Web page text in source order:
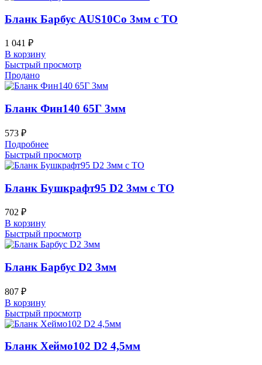
Бланк Барбус AUS10Co 3мм с ТО
1 041 ₽
В корзину
Быстрый просмотр
Продано
Бланк Фин140 65Г 3мм
573 ₽
Подробнее
Быстрый просмотр
Бланк Бушкрафт95 D2 3мм с ТО
702 ₽
В корзину
Быстрый просмотр
Бланк Барбус D2 3мм
807 ₽
В корзину
Быстрый просмотр
Бланк Хеймо102 D2 4,5мм